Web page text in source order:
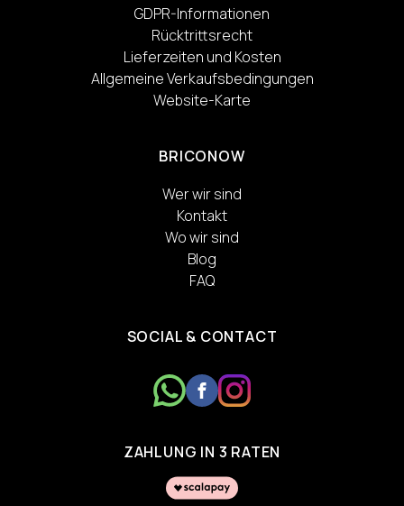
GDPR-Informationen
Rücktrittsrecht
Lieferzeiten und Kosten
Allgemeine Verkaufsbedingungen
Website-Karte
BRICONOW
Wer wir sind
Kontakt
Wo wir sind
Blog
FAQ
SOCIAL & CONTACT
ZAHLUNG IN 3 RATEN